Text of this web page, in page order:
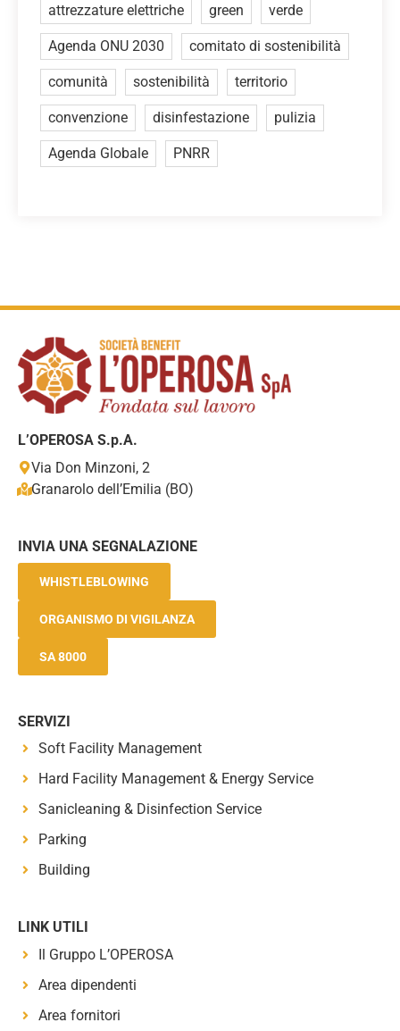
attrezzature elettriche green verde
Agenda ONU 2030 comitato di sostenibilità
comunità sostenibilità territorio
convenzione disinfestazione pulizia
Agenda Globale PNRR
L’OPEROSA S.p.A.
Via Don Minzoni, 2
Granarolo dell’Emilia (BO)
INVIA UNA SEGNALAZIONE
WHISTLEBLOWING
ORGANISMO DI VIGILANZA
SA 8000
SERVIZI
Soft Facility Management
Hard Facility Management & Energy Service
Sanicleaning & Disinfection Service
Parking
Building
LINK UTILI
Il Gruppo L’OPEROSA
Area dipendenti
Area fornitori